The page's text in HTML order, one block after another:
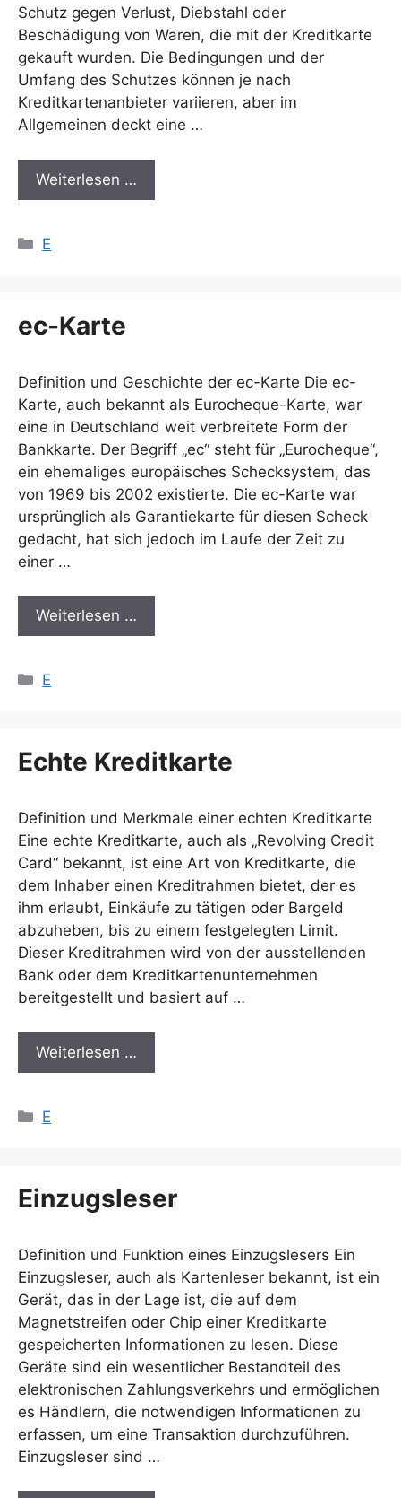
Schutz gegen Verlust, Diebstahl oder
Beschädigung von Waren, die mit der Kreditkarte
gekauft wurden. Die Bedingungen und der
Umfang des Schutzes können je nach
Kreditkartenanbieter variieren, aber im
Allgemeinen deckt eine …
Weiterlesen …
Kategorien
E
ec-Karte
Definition und Geschichte der ec-Karte Die ec-
Karte, auch bekannt als Eurocheque-Karte, war
eine in Deutschland weit verbreitete Form der
Bankkarte. Der Begriff „ec“ steht für „Eurocheque“,
ein ehemaliges europäisches Schecksystem, das
von 1969 bis 2002 existierte. Die ec-Karte war
ursprünglich als Garantiekarte für diesen Scheck
gedacht, hat sich jedoch im Laufe der Zeit zu
einer …
Weiterlesen …
Kategorien
E
Echte Kreditkarte
Definition und Merkmale einer echten Kreditkarte
Eine echte Kreditkarte, auch als „Revolving Credit
Card“ bekannt, ist eine Art von Kreditkarte, die
dem Inhaber einen Kreditrahmen bietet, der es
ihm erlaubt, Einkäufe zu tätigen oder Bargeld
abzuheben, bis zu einem festgelegten Limit.
Dieser Kreditrahmen wird von der ausstellenden
Bank oder dem Kreditkartenunternehmen
bereitgestellt und basiert auf …
Weiterlesen …
Kategorien
E
Einzugsleser
Definition und Funktion eines Einzugslesers Ein
Einzugsleser, auch als Kartenleser bekannt, ist ein
Gerät, das in der Lage ist, die auf dem
Magnetstreifen oder Chip einer Kreditkarte
gespeicherten Informationen zu lesen. Diese
Geräte sind ein wesentlicher Bestandteil des
elektronischen Zahlungsverkehrs und ermöglichen
es Händlern, die notwendigen Informationen zu
erfassen, um eine Transaktion durchzuführen.
Einzugsleser sind …